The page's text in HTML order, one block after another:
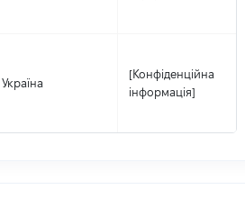
Україна
[Конфіденційна
інформація]